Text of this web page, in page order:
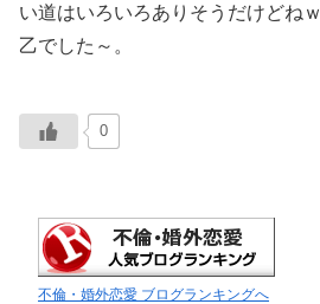
い道はいろいろありそうだけどねｗ
乙でした～。
0
不倫・婚外恋愛 ブログランキングへ